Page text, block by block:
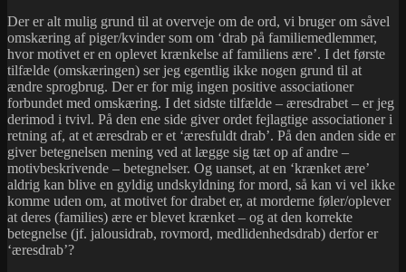
Der er alt mulig grund til at overveje om de ord, vi bruger om såvel
omskæring af piger/kvinder som om ‘drab på familiemedlemmer,
hvor motivet er en oplevet krænkelse af familiens ære’. I det første
tilfælde (omskæringen) ser jeg egentlig ikke nogen grund til at
ændre sprogbrug. Der er for mig ingen positive associationer
forbundet med omskæring. I det sidste tilfælde – æresdrabet – er jeg
derimod i tvivl. På den ene side giver ordet fejlagtige associationer i
retning af, at et æresdrab er et ‘æresfuldt drab’. På den anden side er
giver betegnelsen mening ved at lægge sig tæt op af andre –
motivbeskrivende – betegnelser. Og uanset, at en ‘krænket ære’
aldrig kan blive en gyldig undskyldning for mord, så kan vi vel ikke
komme uden om, at motivet for drabet er, at morderne føler/oplever
at deres (families) ære er blevet krænket – og at den korrekte
betegnelse (jf. jalousidrab, rovmord, medlidenhedsdrab) derfor er
‘æresdrab’?